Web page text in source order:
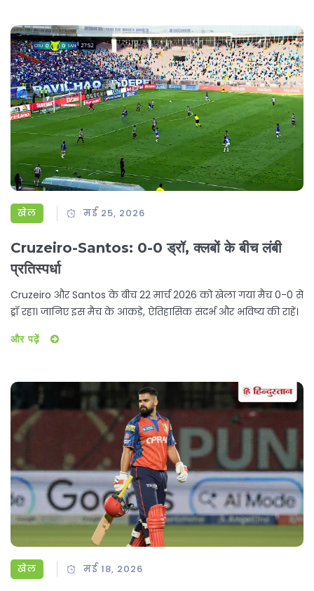
खेल मई 25, 2026
Cruzeiro-Santos: 0-0 ड्रॉ, क्लबों के बीच लंबी
प्रतिस्पर्धा
Cruzeiro और Santos के बीच 22 मार्च 2026 को खेला गया मैच 0-0 से
ड्रॉ रहा। जानिए इस मैच के आंकड़े, ऐतिहासिक संदर्भ और भविष्य की राहें।
और पढ़ें
खेल मई 18, 2026